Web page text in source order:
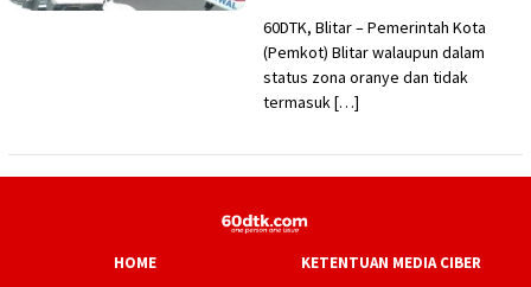
60DTK, Blitar – Pemerintah Kota
(Pemkot) Blitar walaupun dalam
status zona oranye dan tidak
termasuk […]
HOME
KETENTUAN MEDIA CIBER